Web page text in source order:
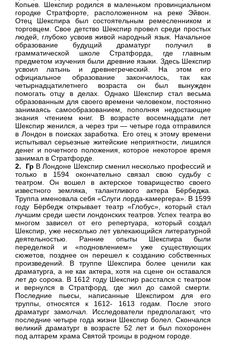
Копьев. Шекспир родился в маленьком провинциальном
городке Стратфорте, расположенном на реке Эйвон.
Отец Шекспира был состоятельным ремесленником и
торговцем. Свое детство Шекспир провел среди простых
людей, глубоко усвоив живой народный язык. Начальное
образование будущий драматург получил в
грамматической школе Стратфорда, где главным
предметом изучения были древние языки. Здесь Шекспир
усвоил латынь и древнегреческий. На этом его
официальное образование закончилось, так как
четырнадцатилетнего возраста он был вынужден
помогать отцу в делах. Однако Шекспир стал весьма
образованным для своего времени человеком, постоянно
занимаясь самообразованием, пополняя недостающие
знания чтением книг. В возрасте восемнадцати лет
Шекспир женился, а через три — четыре года отправился
в Лондон в поисках заработка. Его отец к этому времени
испытывал серьезные житейские неприятности, лишился
денег и почетного положения, которое некоторое время
занимал в Стратфорде.
2. Гр В Лондоне Шекспир сменил несколько профессий и
только в 1594 окончательно связал свою судьбу с
театром. Он вошел в актерское товарищество своего
известного земляка, талантливого актера Бёрбеджа.
Труппа именовала себя «Слуги лорда-камергера». В 1599
году Бёрбедж открывает театр «Глобус», который стал
лучшим среди шести лондонских театров. Успех театра во
многом зависел от его репертуара, который создал
Шекспир, уже несколько лет увлекающийся литературной
деятельностью. Ранние опыты Шекспира были
переделкой и «подновлением» уже существующих
сюжетов, позднее он перешел к созданию собственных
произведений. В труппе Шекспира более ценили как
драматурга, а не как актера, хотя на сцене он оставался
лет до сорока. В 1612 году Шекспир расстался с театром
и вернулся в Стратфорд, где жил до самой смерти.
Последние пьесы, написанные Шекспиром для его
труппы, относятся к 1612- 1613 годам. После этого
драматург замолчал. Исследователи предполагают, что
последние четыре года жизни Шекспир болел. Скончался
великий драматург в возрасте 52 лет и был похоронен
под алтарем храма Святой троицы в родном городе.